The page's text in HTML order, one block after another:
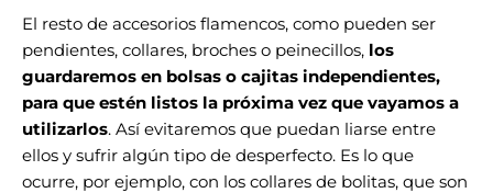
El resto de accesorios flamencos, como pueden ser
pendientes, collares, broches o peinecillos, los
guardaremos en bolsas o cajitas independientes,
para que estén listos la próxima vez que vayamos a
utilizarlos. Así evitaremos que puedan liarse entre
ellos y sufrir algún tipo de desperfecto. Es lo que
ocurre, por ejemplo, con los collares de bolitas, que son